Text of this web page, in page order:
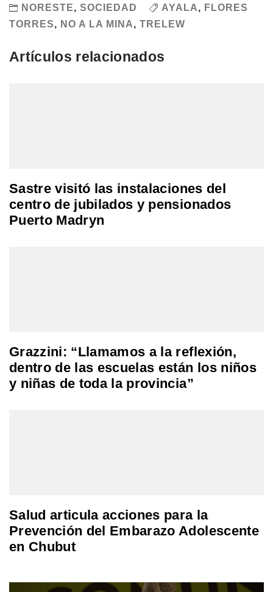
NORESTE, SOCIEDAD AYALA, FLORES
TORRES, NO A LA MINA, TRELEW
Artículos relacionados
Sastre visitó las instalaciones del
centro de jubilados y pensionados
Puerto Madryn
Grazzini: “Llamamos a la reflexión,
dentro de las escuelas están los niños
y niñas de toda la provincia”
Salud articula acciones para la
Prevención del Embarazo Adolescente
en Chubut